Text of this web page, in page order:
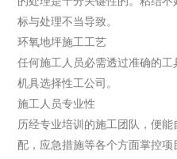
标与处理不当导致。
环氧地坪施工工艺
任何施工人员必需透过准确的
机具选择性工公司。
施工人员专业性
历经专业培训的施工团队，便
配，应急措施等各个方面掌控项